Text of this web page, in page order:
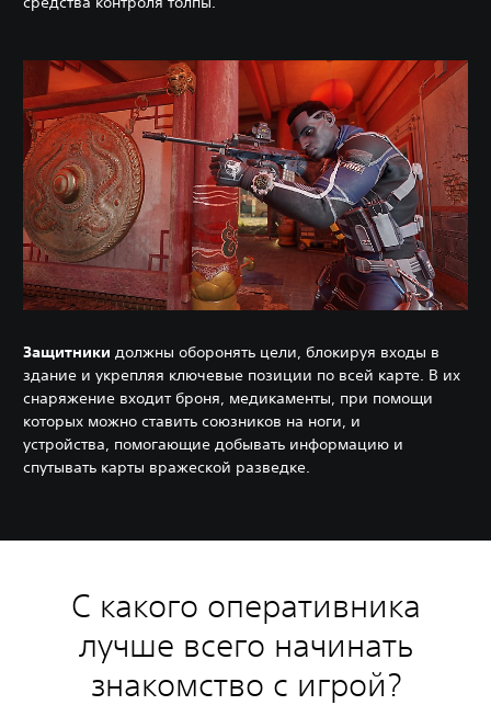
Защитники должны оборонять цели, блокируя входы в
здание и укрепляя ключевые позиции по всей карте. В их
снаряжение входит броня, медикаменты, при помощи
которых можно ставить союзников на ноги, и
устройства, помогающие добывать информацию и
спутывать карты вражеской разведке.
С какого оперативника
лучше всего начинать
знакомство с игрой?